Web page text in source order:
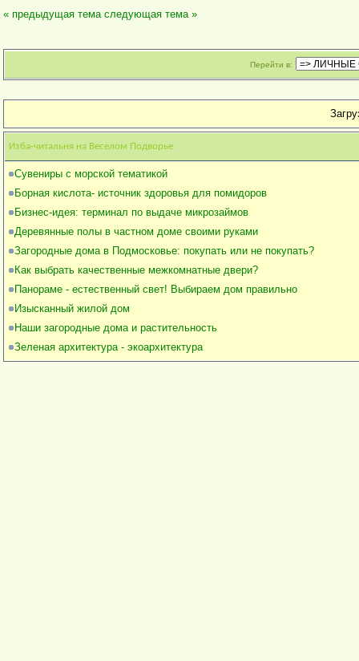
« предыдущая тема следующая тема »
Перейти в:
Изба-читальня на Веселом Подворье
Сувениры с морской тематикой
Борная кислота- источник здоровья для помидоров
Бизнес-идея: терминал по выдаче микрозаймов
Деревянные полы в частном доме своими руками
Загородные дома в Подмосковье: покупать или не покупать?
Как выбрать качественные межкомнатные двери?
Панораме - естественный свет! Выбираем дом правильно
Изысканный жилой дом
Наши загородные дома и растительность
Зеленая архитектура - экоархитектура